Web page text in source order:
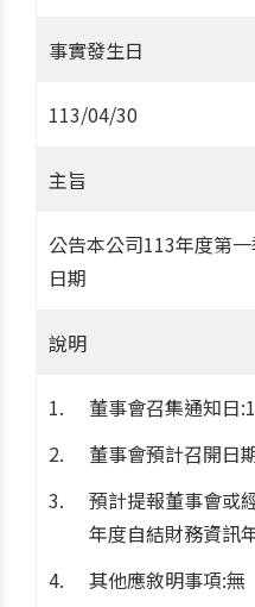
事實發生日
113/04/30
主旨
公告本公司113年度第
日期
說明
董事會召集通知日
董事會預計召開日
預計提報董事會或
年度自結財務資訊
其他應敘明事項:無